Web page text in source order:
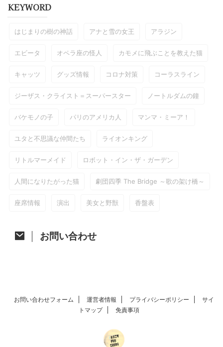
KEYWORD
はじまりの樹の神話 アナと雪の女王 アラジン
エビータ オペラ座の怪人 カモメに飛ぶことを教えた猫
キャッツ グッズ情報 コロナ対策 コーラスライン
ジーザス・クライスト＝スーパースター ノートルダムの鐘
バケモノの子 パリのアメリカ人 マンマ・ミーア！
ユタと不思議な仲間たち ライオンキング
リトルマーメイド ロボット・イン・ザ・ガーデン
人間になりたがった猫 劇団四季 The Bridge ～歌の架け橋～
座席情報 演出 美女と野獣 香盤表
お問い合わせ
お問い合わせフォーム 運営者情報 プライバシーポリシー
サイ
トマップ
免責事項